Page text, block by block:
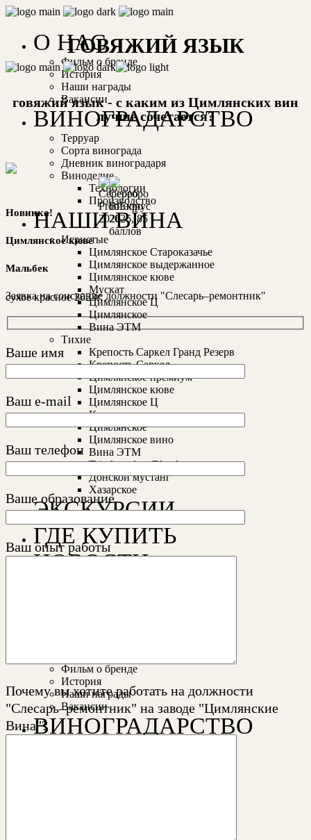
О НАС
Фильм о бренде
История
Наши награды
Вакансии
ВИНОГРАДАРСТВО
Терруар
Сорта винограда
Дневник виноградаря
Виноделие
Технологии
Производство
НАШИ ВИНА
Игристые
Цимлянское Староказачье
Цимлянское выдержанное
Цимлянское кюве
Мускат
Цимлянское Ц
Цимлянское
Вина ЭТМ
Тихие
Крепость Саркел Гранд Резерв
Крепость Саркел
Цимлянское премиум
Цимлянское кюве
Цимлянское Ц
Кагор
Цимлянское
Цимлянское вино
Вина ЭТМ
Tsimlyanskoe Blend
Донской мустанг
Хазарское
ЭКСКУРСИИ
ГДЕ КУПИТЬ
НОВОСТИ
Фильм о бренде
История
Наши награды
Вакансии
ВИНОГРАДАРСТВО
ГОВЯЖИЙ ЯЗЫК
говяжий язык - c каким из Цимлянских вин
лучше сочетается?
Новинка!
Цимлянское кюве
Мальбек
сухое красное 2023г.
Заявка на соискание должности "Слесарь–ремонтник"
Ваше имя
Ваш e-mail
Ваш телефон
Ваше образование
Ваш опыт работы
Почему вы хотите работать на должности
"Слесарь–ремонтник" на заводе "Цимлянские
Вина"?